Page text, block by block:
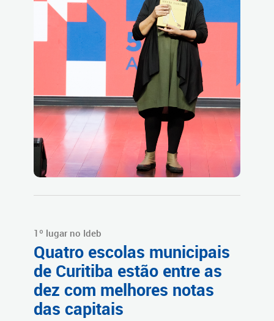
1º lugar no Ideb
Quatro escolas municipais
de Curitiba estão entre as
dez com melhores notas
das capitais